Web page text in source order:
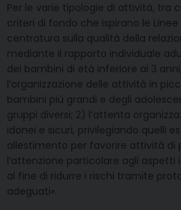
Per le varie tipologie di attività, tra
criteri di fondo che ispirano le Linee
centratura sulla qualità della
mediante il rapporto individuale
dei bambini di età inferiore ai 3
l’organizzazione delle attività in
bambini più grandi e degli
gruppi diversi; 2) l’attenta
idonei e sicuri, privilegiando quelli
allestimento per favorire attività di
l’attenzione particolare agli aspetti
al fine di ridurre i rischi tramite
adeguati».